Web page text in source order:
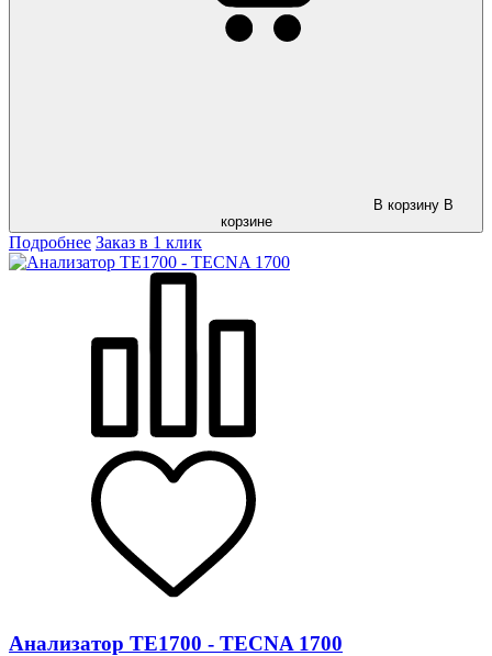
В корзину В
корзине
Подробнее Заказ в 1 клик
Анализатор ТЕ1700 - TECNA 1700